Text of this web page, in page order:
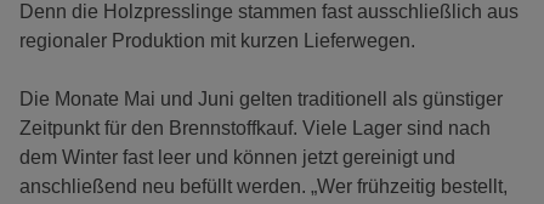
Denn die Holzpresslinge stammen fast ausschließlich aus
regionaler Produktion mit kurzen Lieferwegen.
Die Monate Mai und Juni gelten traditionell als günstiger
Zeitpunkt für den Brennstoffkauf. Viele Lager sind nach
dem Winter fast leer und können jetzt gereinigt und
anschließend neu befüllt werden. „Wer frühzeitig bestellt,